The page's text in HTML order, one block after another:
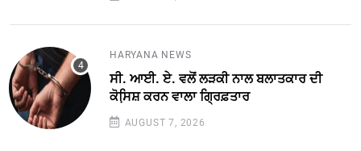
HARYANA NEWS
ਸੀ. ਆਈ. ਏ. ਵਲੋਂ ਲੜਕੀ ਨਾਲ ਬਲਾਤਕਾਰ ਦੀ
ਕੋਸਿ਼ਸ਼ ਕਰਨ ਵਾਲਾ ਗ੍ਰਿਫ਼ਤਾਰ
AUGUST 7, 2026